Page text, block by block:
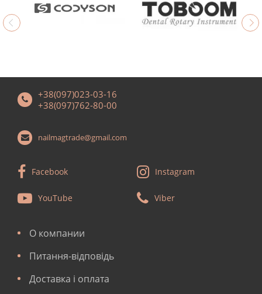
+38(097)023-03-16
+38(097)762-80-00
nailmagtrade@gmail.com
Facebook Instagram
YouTube Viber
О компании
Питання-відповідь
Доставка і оплата